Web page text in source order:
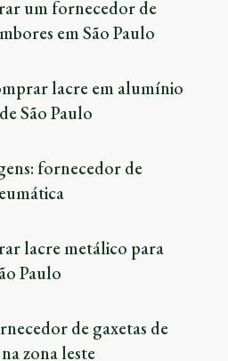
um fornecedor de
em São Paulo
lacre em alumínio
São Paulo
fornecedor de
lacre metálico para
Paulo
de gaxetas de
zona leste